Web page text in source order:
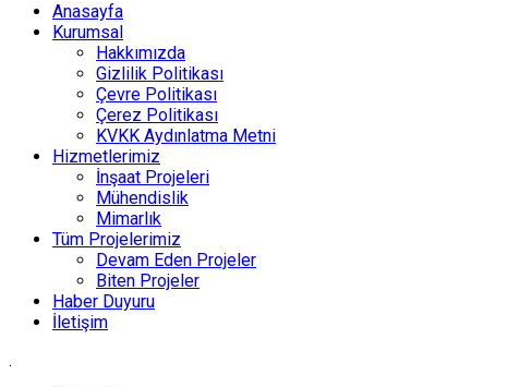
Anasayfa
Kurumsal
Hakkımızda
Gizlilik Politikası
Çevre Politikası
Çerez Politikası
KVKK Aydınlatma Metni
Hizmetlerimiz
İnşaat Projeleri
Mühendislik
Mimarlık
Tüm Projelerimiz
Devam Eden Projeler
Biten Projeler
Haber Duyuru
İletişim
.